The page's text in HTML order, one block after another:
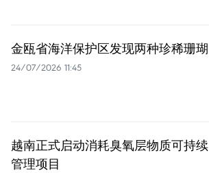
金瓯省海洋保护区发现两种珍稀珊瑚
24/07/2026 11:45
越南正式启动消耗臭氧层物质可持续
管理项目